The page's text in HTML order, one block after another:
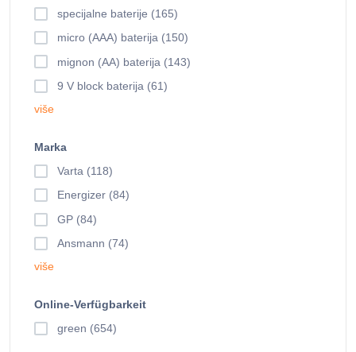
specijalne baterije (165)
micro (AAA) baterija (150)
mignon (AA) baterija (143)
9 V block baterija (61)
više
Marka
Varta (118)
Energizer (84)
GP (84)
Ansmann (74)
više
Online-Verfügbarkeit
green (654)